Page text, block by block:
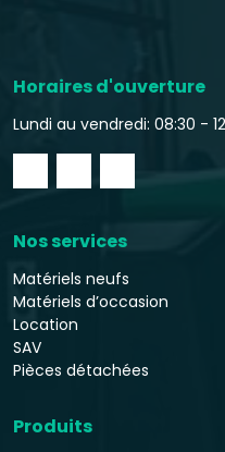
Horaires d'ouverture
Lundi au vendredi: 08:30 -
Nos services
Matériels neufs
Matériels d’occasion
Location
SAV
Pièces détachées
Produits